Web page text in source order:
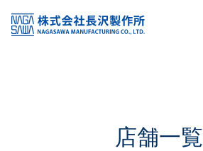
KSS加盟店・取扱店情報
店舗一覧
店舗一覧